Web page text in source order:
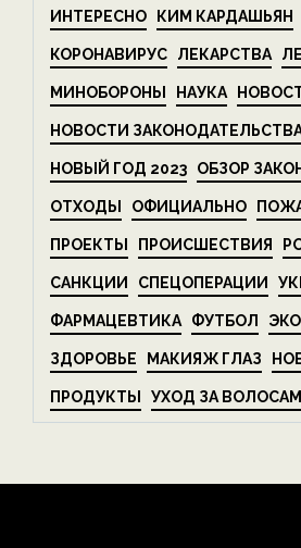
ИНТЕРЕСНО КИМ КАРДАШЬЯН
КОРОНАВИРУС ЛЕКАРСТВА
МИНОБОРОНЫ НАУКА
НОВОСТИ
НОВЫЙ ГОД 2023 ОБЗОР
ОТХОДЫ ОФИЦИАЛЬНО
ПРОЕКТЫ ПРОИСШЕСТВИЯ
САНКЦИИ СПЕЦОПЕРАЦИИ
ФАРМАЦЕВТИКА ФУТБОЛ
ЗДОРОВЬЕ МАКИЯЖ ГЛАЗ
ПРОДУКТЫ УХОД ЗА